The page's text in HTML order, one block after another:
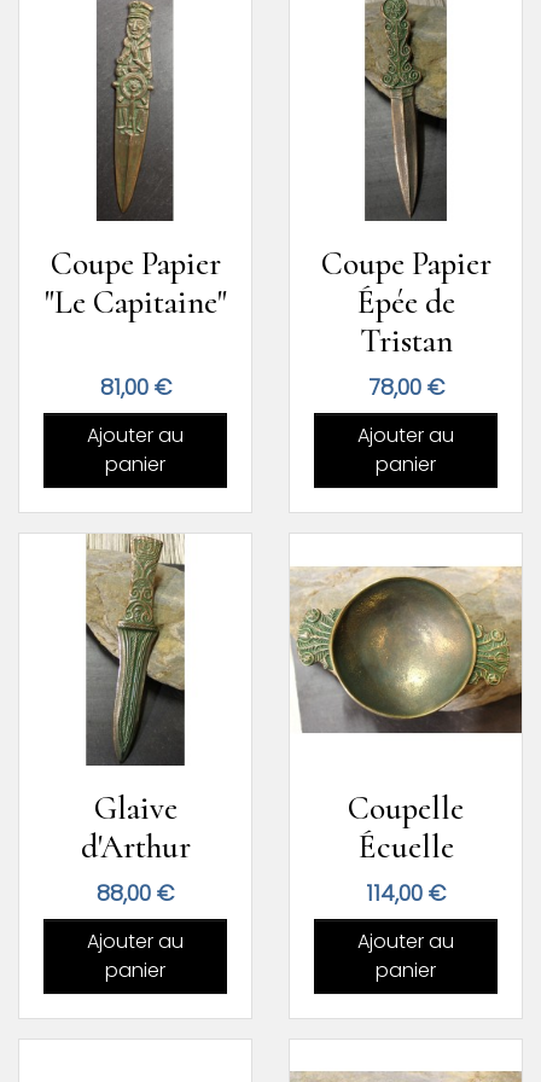
Coupe Papier
"Le Capitaine"
Prix
81,00 €
Ajouter au
panier
Coupe Papier
Épée de
Tristan
Prix
78,00 €
Ajouter au
panier
Glaive
d'Arthur
Prix
88,00 €
Ajouter au
panier
Coupelle
Écuelle
Prix
114,00 €
Ajouter au
panier